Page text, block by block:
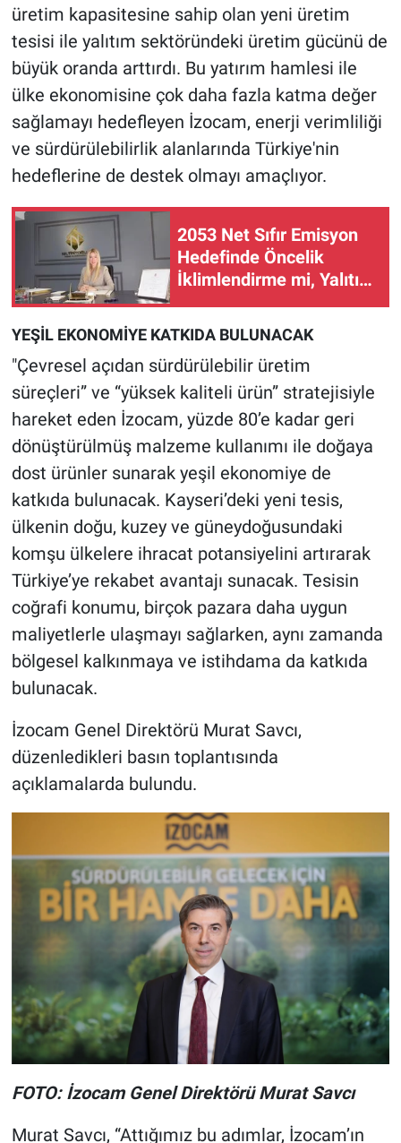
üretim kapasitesine sahip olan yeni üretim
tesisi ile yalıtım sektöründeki üretim gücünü de
büyük oranda arttırdı. Bu yatırım hamlesi ile
ülke ekonomisine çok daha fazla katma değer
sağlamayı hedefleyen İzocam, enerji verimliliği
ve sürdürülebilirlik alanlarında Türkiye'nin
hedeflerine de destek olmayı amaçlıyor.
2053 Net Sıfır Emisyon
Hedefinde Öncelik
İklimlendirme mi, Yalıtım
mı?
YEŞİL EKONOMİYE KATKIDA BULUNACAK
"Çevresel açıdan sürdürülebilir üretim
süreçleri” ve “yüksek kaliteli ürün” stratejisiyle
hareket eden İzocam, yüzde 80’e kadar geri
dönüştürülmüş malzeme kullanımı ile doğaya
dost ürünler sunarak yeşil ekonomiye de
katkıda bulunacak. Kayseri’deki yeni tesis,
ülkenin doğu, kuzey ve güneydoğusundaki
komşu ülkelere ihracat potansiyelini artırarak
Türkiye’ye rekabet avantajı sunacak. Tesisin
coğrafi konumu, birçok pazara daha uygun
maliyetlerle ulaşmayı sağlarken, aynı zamanda
bölgesel kalkınmaya ve istihdama da katkıda
bulunacak.
İzocam Genel Direktörü Murat Savcı,
düzenledikleri basın toplantısında
açıklamalarda bulundu.
FOTO: İzocam Genel Direktörü Murat Savcı
Murat Savcı, “Attığımız bu adımlar, İzocam’ın